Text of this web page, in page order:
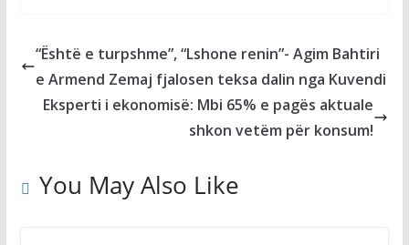
“Është e turpshme”, “Lshone renin”- Agim Bahtiri
e Armend Zemaj fjalosen teksa dalin nga Kuvendi
Eksperti i ekonomisë: Mbi 65% e pagës aktuale
shkon vetëm për konsum!
You May Also Like